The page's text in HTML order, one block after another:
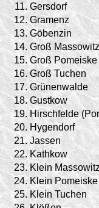
11. Gersdorf
12. Gramenz
13. Göbenzin
14. Groß Massowitz
15. Groß Pomeiske
16. Groß Tuchen
17. Grünenwalde
18. Gustkow
19. Hirschfelde
20. Hygendorf
21. Jassen
22. Kathkow
23. Klein Massowitz
24. Klein Pomeiske
25. Klein Tuchen